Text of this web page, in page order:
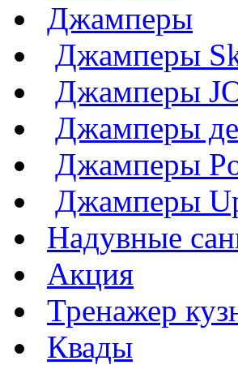
Джамперы
Джамперы
Джамперы
Джамперы
Джамперы
Джамперы
Надувные
Акция
Тренажер
Квады